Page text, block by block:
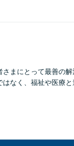
まにとって最善の
なく、福祉や医療